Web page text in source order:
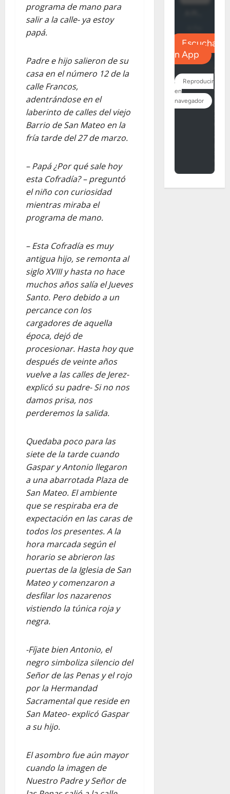
programa de mano para
salir a la calle- ya estoy
papá.
Padre e hijo salieron de su
casa en el número 12 de la
calle Francos,
adentrándose en el
laberinto de calles del viejo
Barrio de San Mateo en la
fría tarde del 27 de marzo.
– Papá ¿Por qué sale hoy
esta Cofradía? – preguntó
el niño con curiosidad
mientras miraba el
programa de mano.
– Esta Cofradía es muy
antigua hijo, se remonta al
siglo XVIII y hasta no hace
muchos años salía el Jueves
Santo. Pero debido a un
percance con los
cargadores de aquella
época, dejó de
procesionar. Hasta hoy que
después de veinte años
vuelve a las calles de Jerez-
explicó su padre- Si no nos
damos prisa, nos
perderemos la salida.
Quedaba poco para las
siete de la tarde cuando
Gaspar y Antonio llegaron
a una abarrotada Plaza de
San Mateo. El ambiente
que se respiraba era de
expectación en las caras de
todos los presentes. A la
hora marcada según el
horario se abrieron las
puertas de la Iglesia de San
Mateo y comenzaron a
desfilar los nazarenos
vistiendo la túnica roja y
negra.
-Fíjate bien Antonio, el
negro simboliza silencio del
Señor de las Penas y el rojo
por la Hermandad
Sacramental que reside en
San Mateo- explicó Gaspar
a su hijo.
El asombro fue aún mayor
cuando la imagen de
Nuestro Padre y Señor de